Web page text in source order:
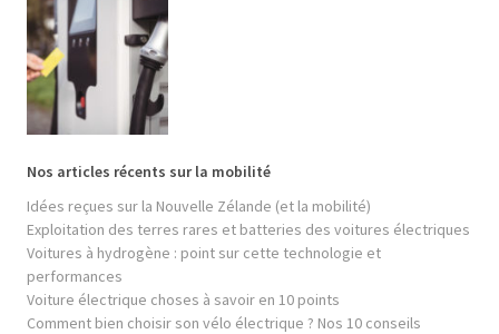
Nos articles récents sur la mobilité
Idées reçues sur la Nouvelle Zélande (et la mobilité)
Exploitation des terres rares et batteries des voitures électriques
Voitures à hydrogène : point sur cette technologie et
performances
Voiture électrique choses à savoir en 10 points
Comment bien choisir son vélo électrique ? Nos 10 conseils